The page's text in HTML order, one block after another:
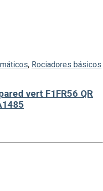
, Rociadores básicos
vert F1FR56 QR